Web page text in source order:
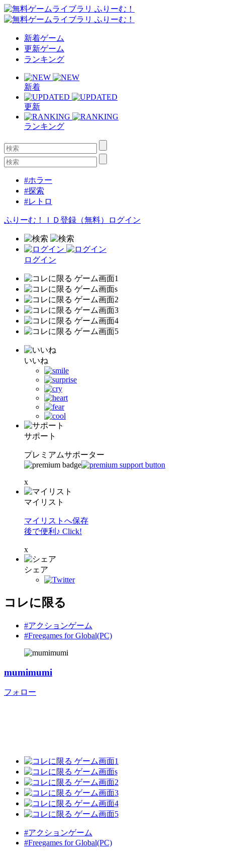
新着ゲーム
更新ゲーム
ランキング
新着
更新
ランキング
#ホラー
#探索
#レトロ
ふりーむ！ＩＤ登録（無料） ログイン
ログイン
いいね
サポート
プレミアムサポーター
x
マイリスト
マイリストへ保存
後で便利♪ Click!
x
シェア
コレに限る
#アクションゲーム
#Freegames for Global(PC)
mumimumi
フォロー
#アクションゲーム
#Freegames for Global(PC)